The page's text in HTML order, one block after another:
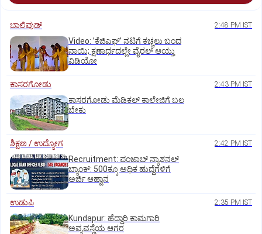
ಬಾಲಿವುಡ್‌ 2:48 PM IST
Video: ʼಕೆಜಿಎಫ್‌ʼ ನಟಿಗೆ ಕಚ್ಚಲು ಬಂದ
ನಾಯಿ; ಕ್ಷಣಾರ್ಧದಲ್ಲೇ ವೈರಲ್‌ ಆಯ್ತು
ವಿಡಿಯೋ
ಕಾಸರಗೋಡು 2:43 PM IST
ಕಾಸರಗೋಡು ಮೆಡಿಕಲ್‌ ಕಾಲೇಜಿಗೆ ಬಲ
ಬೇಕು
ಶಿಕ್ಷಣ / ಉದ್ಯೋಗ 2:42 PM IST
Recruitment: ಪಂಜಾಬ್‌ ನ್ಯಾಶನಲ್‌
ಬ್ಯಾಂಕ್:‌ 500ಕ್ಕೂ ಅಧಿಕ ಹುದ್ದೆಗಳಿಗೆ
ಅರ್ಜಿ ಆಹ್ವಾನ
ಉಡುಪಿ 2:35 PM IST
Kundapur: ಹೆದ್ದಾರಿ ಕಾಮಗಾರಿ
ಅವ್ಯವಸ್ಥೆಯ ಆಗರ